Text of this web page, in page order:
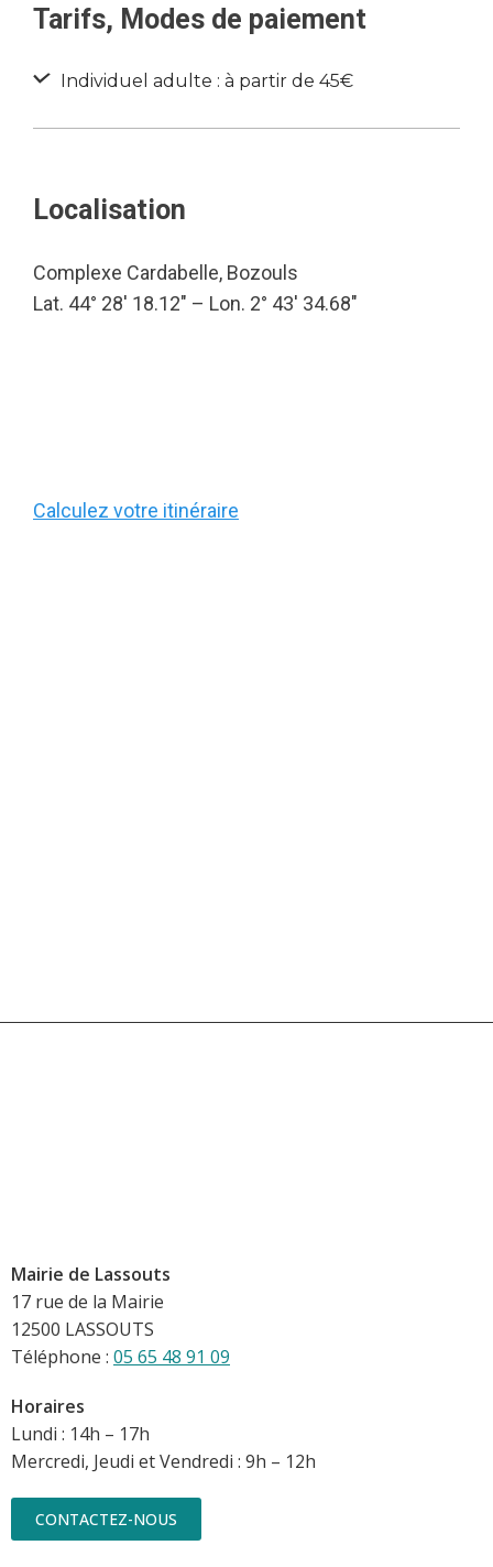
Tarifs, Modes de paiement
Individuel adulte : à partir de 45€
Localisation
Complexe Cardabelle, Bozouls
Lat. 44° 28′ 18.12″ – Lon. 2° 43′ 34.68″
Calculez votre itinéraire
Mairie de Lassouts
17 rue de la Mairie
12500 LASSOUTS
Téléphone : 05 65 48 91 09
Horaires
Lundi : 14h – 17h
Mercredi, Jeudi et Vendredi : 9h – 12h
CONTACTEZ-NOUS